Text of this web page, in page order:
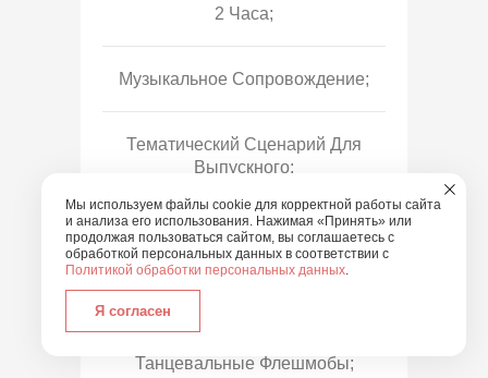
2 Часа;
Музыкальное Сопровождение;
Тематический Сценарий Для
Выпускного;
Познавательные Игры;
Танцевальные Флешмобы;
Мы используем файлы cookie для корректной работы сайта
и анализа его использования. Нажимая «Принять» или
продолжая пользоваться сайтом, вы соглашаетесь с
обработкой персональных данных в соответствии с
Политикой обработки персональных данных.
Я согласен